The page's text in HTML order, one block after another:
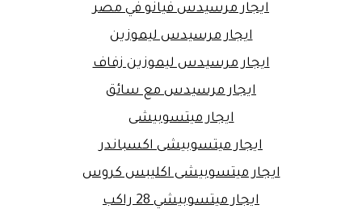
ايجار مرسيدس فيانو في مصر
ايجار مرسيدس ليموزين
ايجار مرسيدس ليموزين زفاف
ايجار مرسيدس مع سائق
ايجار ميتسوبيشى
ايجار ميتسوبيشى اكسباندر
ايجار ميتسوبيشى اكليبس كروس
ايجار ميتسوبيشي 28 راكب